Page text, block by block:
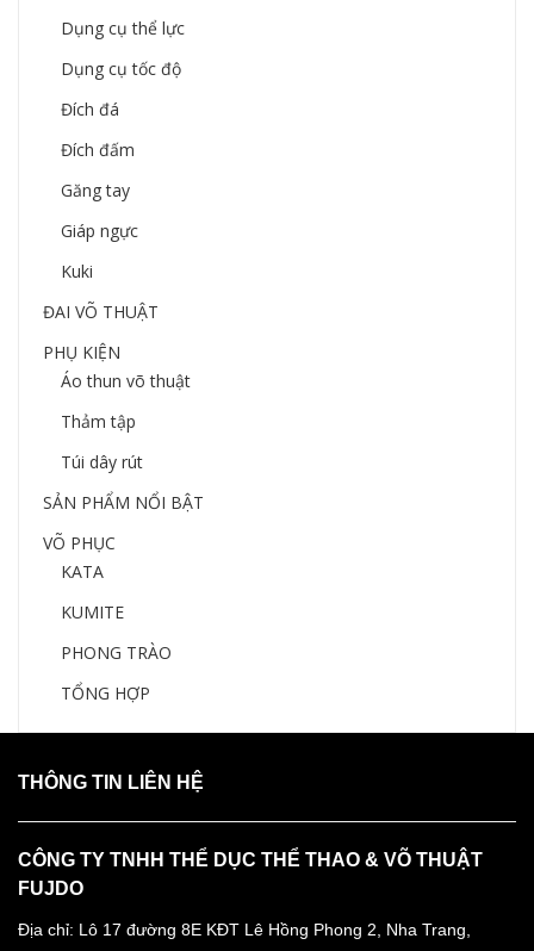
Dụng cụ thể lực
Dụng cụ tốc độ
Đích đá
Đích đấm
Găng tay
Giáp ngực
Kuki
ĐAI VÕ THUẬT
PHỤ KIỆN
Áo thun võ thuật
Thảm tập
Túi dây rút
SẢN PHẨM NỔI BẬT
VÕ PHỤC
KATA
KUMITE
PHONG TRÀO
TỔNG HỢP
THÔNG TIN LIÊN HỆ
CÔNG TY TNHH THỂ DỤC THỂ THAO & VÕ THUẬT
FUJDO
Địa chỉ: Lô 17 đường 8E KĐT Lê Hồng Phong 2, Nha Trang,